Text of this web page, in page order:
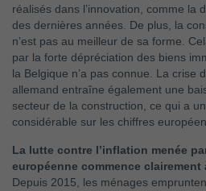
réalisés dans l’innovation, comme la
des dernières années. De plus, la
n’est pas au meilleur de sa forme.
par la forte dépréciation des biens
la Belgique n’a pas connue. La crise
allemand entraîne également une
secteur de la construction, ce qui a
considérable sur les chiffres
La lutte contre l’inflation menée
européenne commence clairement
Depuis 2015, les ménages